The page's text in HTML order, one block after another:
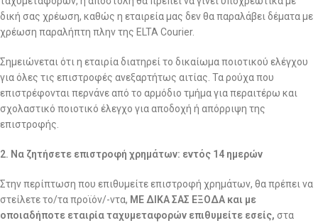
δική σας χρέωση, καθώς η εταιρεία μας δεν θα παραλάβει δέματα με
χρέωση παραλήπτη πλην της ELTA Courier.
Σημειώνεται ότι η εταιρία διατηρεί το δικαίωμα ποιοτικού ελέγχου
για όλες τις επιστροφές ανεξαρτήτως αιτίας. Τα ρούχα που
επιστρέφονται περνάνε από το αρμόδιο τμήμα για περαιτέρω και
σχολαστικό ποιοτικό έλεγχο για αποδοχή ή απόρριψη της
επιστροφής.
2. Να ζητήσετε επιστροφή χρημάτων: εντός 14 ημερών
Στην περίπτωση που επιθυμείτε επιστροφή χρημάτων, θα πρέπει να
στείλετε το/τα προϊόν/-ντα, ΜΕ ΔΙΚΑ ΣΑΣ ΕΞΟΔΑ και με
οποιαδήποτε εταιρία ταχυμεταφορών επιθυμείτε εσείς, στα